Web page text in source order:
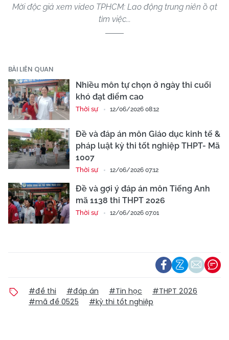
Mời độc giả xem video TPHCM: Lao động trung niên ồ ạt
tìm việc...
BÀI LIÊN QUAN
Nhiều môn tự chọn ở ngày thi cuối
khó đạt điểm cao
Thời sự 12/06/2026 08:12
Đề và đáp án môn Giáo dục kinh tế &
pháp luật kỳ thi tốt nghiệp THPT- Mã
1007
Thời sự 12/06/2026 07:12
Đề và gợi ý đáp án môn Tiếng Anh
mã 1138 thi THPT 2026
Thời sự 12/06/2026 07:01
#đề thi #đáp án #Tin học
#THPT 2026
#mã đề 0525
#kỳ thi tốt nghiệp